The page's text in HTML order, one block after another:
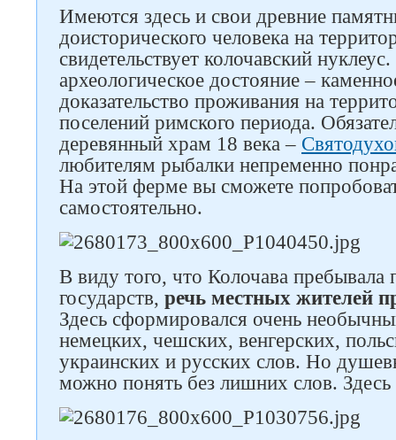
Имеются здесь и свои древние
доисторического человека на
свидетельствует колочавский
археологическое достояние –
доказательство проживания на
поселений римского периода.
деревянный храм 18 века –
любителям рыбалки непременно
На этой ферме вы сможете
самостоятельно.
В виду того, что Колочава пребывала
государств, речь местных жителей
Здесь сформировался очень
немецких, чешских, венгерских,
украинских и русских слов. Но
можно понять без лишних слов. Здесь
Следите за нами в соцсетях